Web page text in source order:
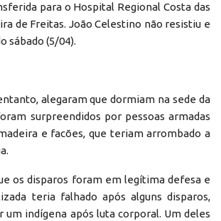
para o Hospital Regional Costa das
de Freitas. João Celestino não resistiu e
sábado (5/04).
alegaram que dormiam na sede da
surpreendidos por pessoas armadas
e facões, que teriam arrombado a
os disparos foram em legítima defesa e
teria falhado após alguns disparos,
um indígena após luta corporal. Um deles